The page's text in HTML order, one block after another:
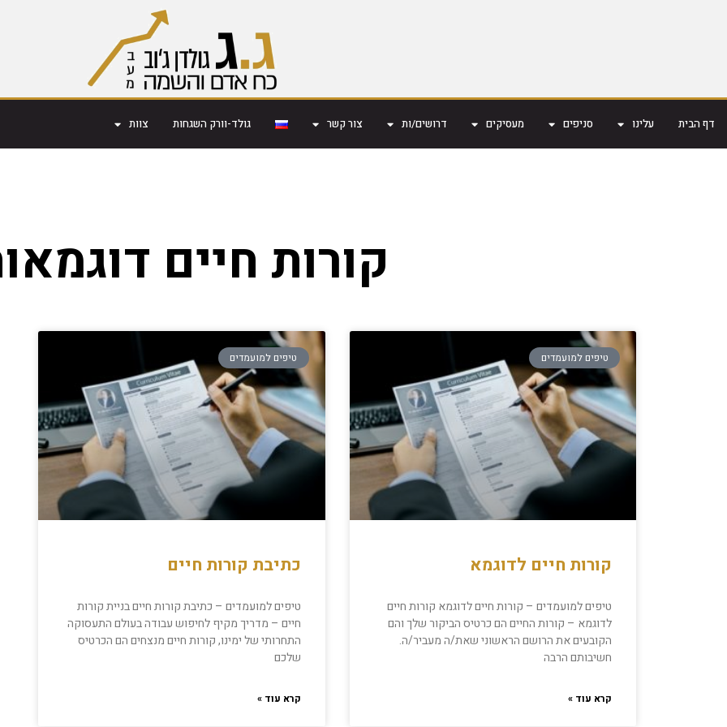
דף הבית עלינו סניפים מעסיקים דרושים/ות צור קשר גולד-וורק השגחות צוות
קורות חיים
טיפים למועמדים
קורות חיים לדוגמא
טיפים למועמדים – קורות חיים לדוגמא קורות חיים
לדוגמא – קורות החיים הם כרטיס הביקור שלך והם
הקובעים את הרושם הראשוני שאת/ה מעביר/ה.
חשיבותם הרבה
קרא עוד »
טיפים למועמדים
כתיבת קורות חיים
טיפים למועמדים – כתיבת קורות חיים בניית קורות
חיים – מדריך מקיף לחיפוש עבודה בעולם התעסוקה
התחרותי של ימינו, קורות חיים מנצחים הם הכרטיס
שלכם
קרא עוד »